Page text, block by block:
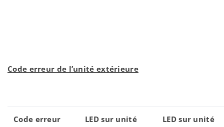
Code erreur de l’unité extérieure
Code erreur
LED sur unité
LED sur unité